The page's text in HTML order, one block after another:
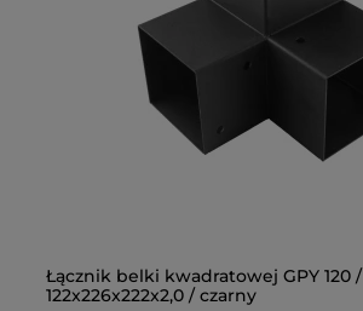
Łącznik belki kwadratowej GPY 120 /
122x226x222x2,0 / czarny